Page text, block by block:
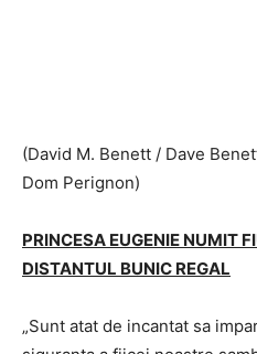
(David M. Benett / Dave
Dom Perignon)
PRINCESA EUGENIE NUMIT
DISTANTUL BUNIC REGAL
„Sunt atat de incantat sa